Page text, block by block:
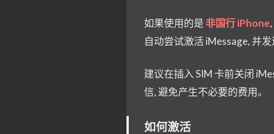
如果使用的是 非国行 iPhone
自动尝试激活 iMessage, 并
建议在插入 SIM 卡前关闭
信, 避免产生不必要的费用。
如何激活